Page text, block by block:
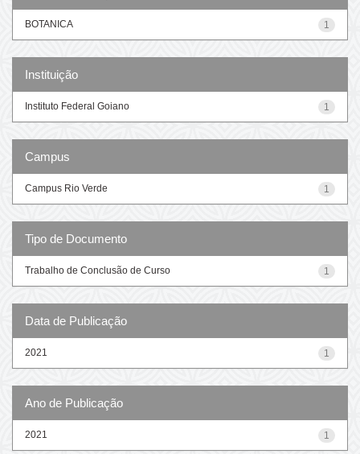
1
BOTANICA
Instituição
1
Instituto Federal Goiano
Campus
1
Campus Rio Verde
Tipo de Documento
1
Trabalho de Conclusão de Curso
Data de Publicação
1
2021
Ano de Publicação
1
2021